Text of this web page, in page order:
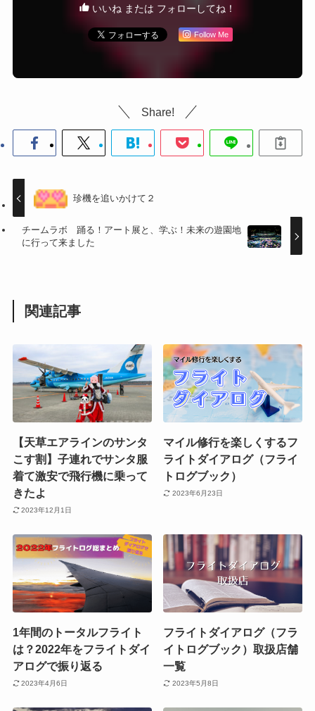
いいね または フォローしてね！
Follow Me
Share!
珍機を追いかけて２
チームラボ 踊る！アート展と、学ぶ！未来の遊園地
に行って来ました
関連記事
【天草エアラインのサンタ
こす割】子連れでサンタ服
着て激安で飛行機に乗って
きたよ
2023年12月1日
マイル修行を楽しくするフ
ライトダイアログ（フライ
トログブック）
2023年6月23日
1年間のトータルフライト
は？2022年をフライトダイ
アログで振り返る
2023年4月6日
フライトダイアログ（フラ
イトログブック）取扱店舗
一覧
2023年5月8日